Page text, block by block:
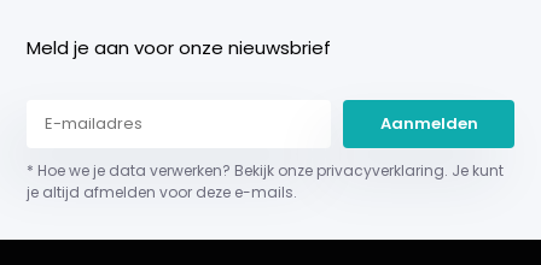
Meld je aan voor onze nieuwsbrief
Aanmelden
* Hoe we je data verwerken? Bekijk onze privacyverklaring. Je kunt
je altijd afmelden voor deze e-mails.